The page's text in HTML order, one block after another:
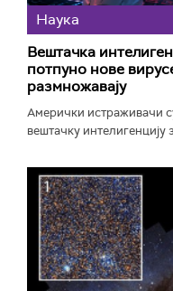
Наука
Вештачка
потпуно нове
размножавају
Амерички истраживачи
вештачку интелигенцију